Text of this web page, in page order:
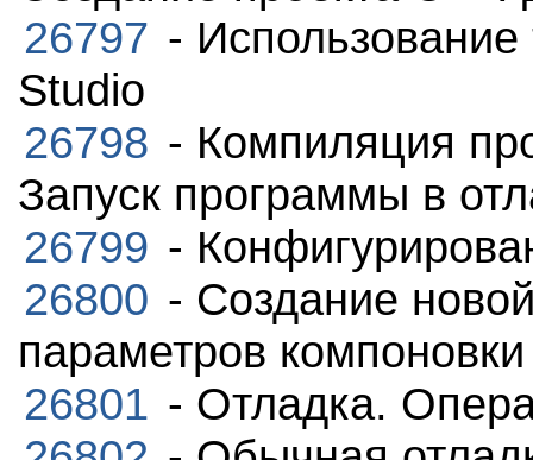
26797 - Использование
Studio
26798 - Компиляция
Запуск программы в
26799 -
26800 - Создание
параметров
26801 - Отладка.